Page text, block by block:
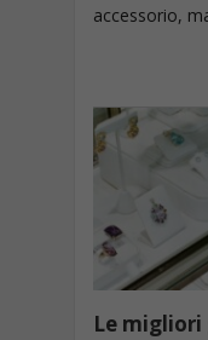
accessorio,
Le migliori